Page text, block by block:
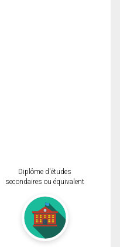
Diplôme d'études
secondaires ou équivalent